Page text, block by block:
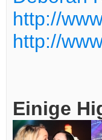
http://
http://
Einige